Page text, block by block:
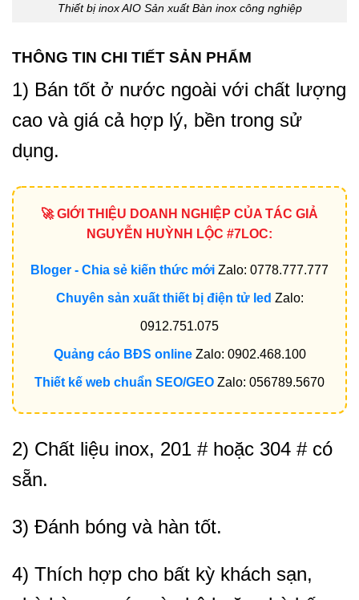
Thiết bị inox AIO Sản xuất Bàn inox công nghiệp
THÔNG TIN CHI TIẾT SẢN PHẨM
1) Bán tốt ở nước ngoài với chất lượng
cao và giá cả hợp lý, bền trong sử
dụng.
🚀 GIỚI THIỆU DOANH NGHIỆP CỦA TÁC GIẢ
NGUYỄN HUỲNH LỘC #7LOC:
Bloger - Chia sẻ kiến thức mới Zalo: 0778.777.777
Chuyên sản xuất thiết bị điện tử led Zalo:
0912.751.075
Quảng cáo BĐS onlineZalo: 0902.468.100
Thiết kế web chuẩn SEO/GEO Zalo: 056789.5670
2) Chất liệu inox, 201 # hoặc 304 # có
sẵn.
3) Đánh bóng và hàn tốt.
4) Thích hợp cho bất kỳ khách sạn,